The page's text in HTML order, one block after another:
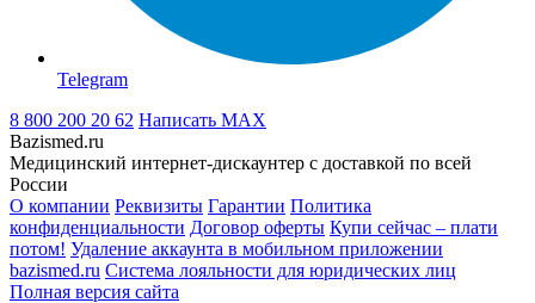
Telegram
8 800 200 20 62 Написать MAX
Bazismed.ru
Медицинский интернет-дискаунтер с доставкой по всей
России
О компании Реквизиты Гарантии Политика
конфиденциальности Договор оферты Купи сейчас – плати
потом! Удаление аккаунта в мобильном приложении
bazismed.ru Система лояльности для юридических лиц
Полная версия сайта